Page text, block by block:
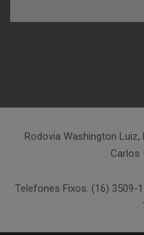
Rodovia Washington Luiz,
Carlos
Telefones Fixos: (16) 3509-